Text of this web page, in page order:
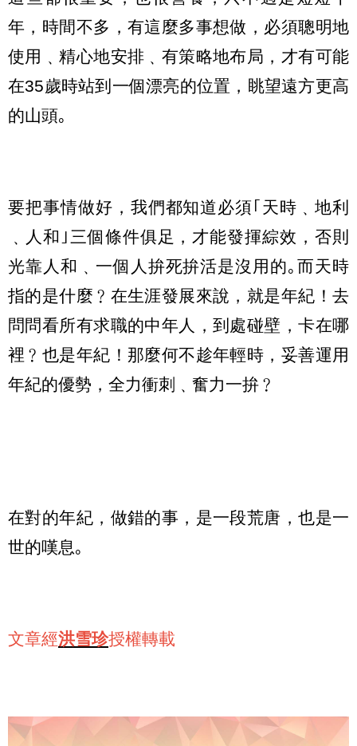
年，時間不多，有這麼多事想做，必須聰明地
使用﹑精心地安排﹑有策略地布局，才有可能
在35歲時站到一個漂亮的位置，眺望遠方更高
的山頭｡
要把事情做好，我們都知道必須｢天時﹑地利
﹑人和｣三個條件俱足，才能發揮綜效，否則
光靠人和﹑一個人拚死拚活是沒用的｡而天時
指的是什麼﹖在生涯發展來說，就是年紀！去
問問看所有求職的中年人，到處碰壁，卡在哪
裡﹖也是年紀！那麼何不趁年輕時，妥善運用
年紀的優勢，全力衝刺﹑奮力一拚﹖
在對的年紀，做錯的事，是一段荒唐，也是一
世的嘆息｡
文章經洪雪珍授權轉載